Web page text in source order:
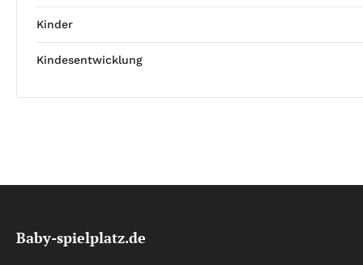
Kinder
Kindesentwicklung
Baby-spielplatz.de